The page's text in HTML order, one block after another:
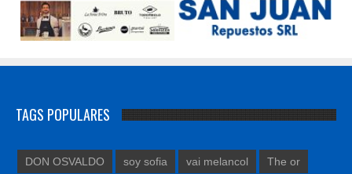
TAGS POPULARES
DON OSVALDO soy sofia vai melancol The or